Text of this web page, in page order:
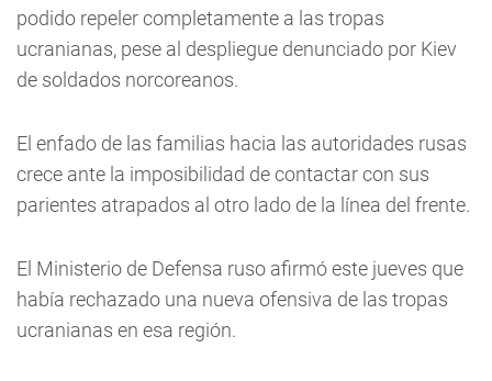
podido repeler completamente a las tropas
ucranianas, pese al despliegue denunciado por Kiev
de soldados norcoreanos.
El enfado de las familias hacia las autoridades rusas
crece ante la imposibilidad de contactar con sus
parientes atrapados al otro lado de la línea del frente.
El Ministerio de Defensa ruso afirmó este jueves que
había rechazado una nueva ofensiva de las tropas
ucranianas en esa región.